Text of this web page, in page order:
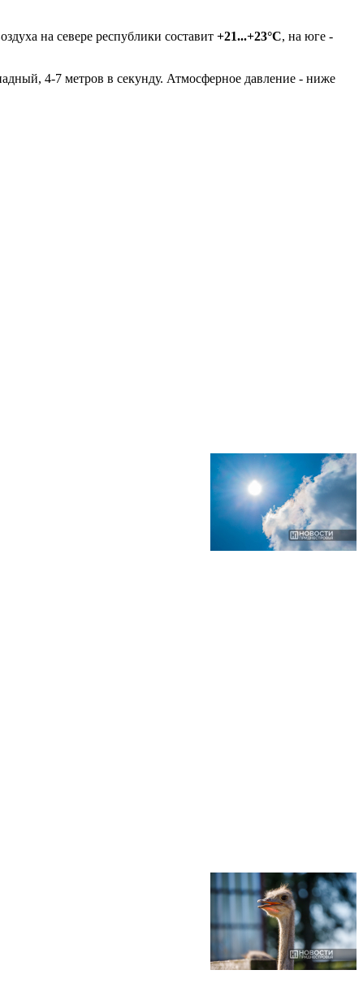
на севере республики составит +21...+23°С, на юге -
4-7 метров в секунду. Атмосферное давление - ниже